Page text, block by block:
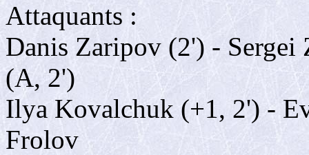
Attaquants :
Danis Zaripov (2') -
(A, 2')
Ilya Kovalchuk (+1, 2') -
Frolov